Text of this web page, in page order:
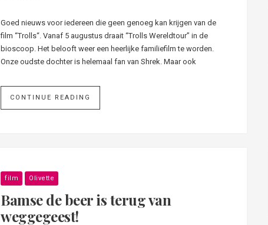
Goed nieuws voor iedereen die geen genoeg kan krijgen van de
film “Trolls“. Vanaf 5 augustus draait “Trolls Wereldtour” in de
bioscoop. Het belooft weer een heerlijke familiefilm te worden.
Onze oudste dochter is helemaal fan van Shrek. Maar ook
CONTINUE READING
film Olivette
Bamse de beer is terug van
weggegeest!